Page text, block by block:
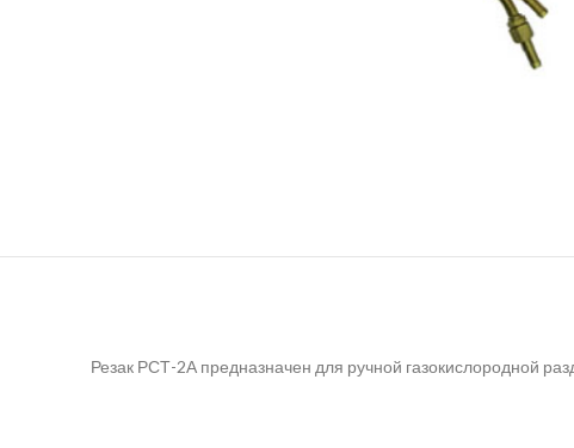
Резак РСТ-2А предназначен для ручной газокислородной